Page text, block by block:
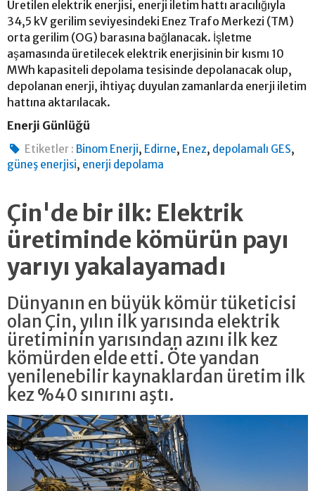
Üretilen elektrik enerjisi, enerji iletim hattı aracılığıyla
34,5 kV gerilim seviyesindeki Enez Trafo Merkezi (TM)
orta gerilim (OG) barasına bağlanacak. İşletme
aşamasında üretilecek elektrik enerjisinin bir kısmı 10
MWh kapasiteli depolama tesisinde depolanacak olup,
depolanan enerji, ihtiyaç duyulan zamanlarda enerji iletim
hattına aktarılacak.
Enerji Günlüğü
Etiketler : Binom Enerji, Edirne, Enez, depolamalı GES,
güneş enerjisi, enerji depolama
Çin'de bir ilk: Elektrik
üretiminde kömürün payı
yarıyı yakalayamadı
Dünyanın en büyük kömür tüketicisi
olan Çin, yılın ilk yarısında elektrik
üretiminin yarısından azını ilk kez
kömürden elde etti. Öte yandan
yenilenebilir kaynaklardan üretim ilk
kez %40 sınırını aştı.